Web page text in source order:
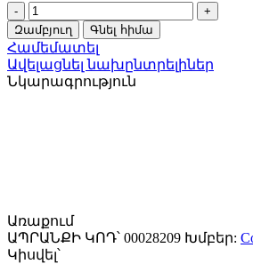
Բռնակ
Code
Deco
H-
22050-
A-
Զամբյուղ Գնել հիմա
Համեմատել
Ավելացնել նախընտրելիներ
Նկարագրություն
Առաքում
ԱՊՐԱՆՔԻ ԿՈԴ՝ 00028209 Խմբեր:
Կիսվել՝